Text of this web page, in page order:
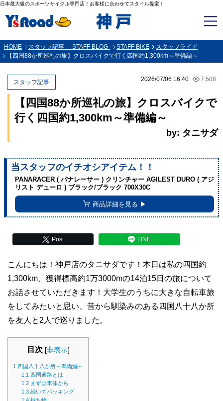
日本最大級のスポーツサイクル専門店！お客様に合わせてスタイル提案！
HOME スタッフ記事 -STAFF BLOG- STAFF BIKE
スタッフライド
【四国88か所巡礼の旅】クロスバイクで行く四国約1,300km～準備編～
2026/07/06 16:40 7,508
スタッフ記事
【四国88か所巡礼の旅】クロスバイクで
行く四国約1,300km～準備編～
by: タニサダ
当スタッフのイチオシアイテム！！
PANARACER ( パナレーサー ) クリンチャー AGILEST DURO ( アジ
リスト デューロ ) ブラック/ブラック 700X30C
商品詳細を見る ▶︎
Post LINE
こんにちは！神戸店のタニサダです！本日は私の四国約
1,300km、獲得標高約1万3000mの14泊15日の旅について
お話させていただきます！大学生のうちに大きな自転車旅
をしてみたいと思い、昔から馴染みのある四国八十八か所
を友人と2人で巡りました。
目次 [非表示]
1
四国八十八か所～準備編～
1.1
四国遍路とは
1.2 まずは車体から
1.3 続いてパッキング